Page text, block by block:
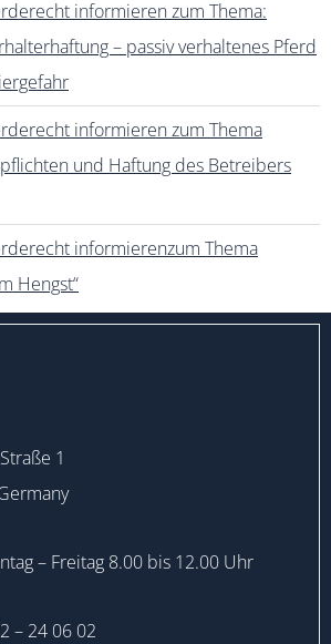
informieren zum Thema:
– passiv verhaltenes Pferd
informieren zum Thema
und Haftung des Betreibers
informierenzum Thema
Hengst“
1
– Freitag 8.00 bis 12.00 Uhr
– 24 06 02